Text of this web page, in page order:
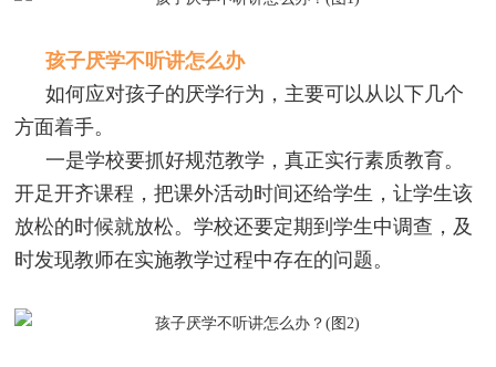
孩子厌学不听讲怎么办
如何应对孩子的厌学行为，主要可以从以下几个
方面着手。
一是学校要抓好规范教学，真正实行素质教育。
开足开齐课程，把课外活动时间还给学生，让学生该
放松的时候就放松。学校还要定期到学生中调查，及
时发现教师在实施教学过程中存在的问题。